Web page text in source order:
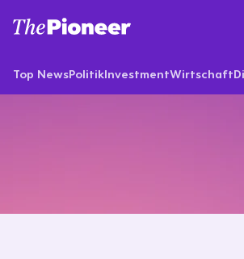
Top NewsPolitikInvestmentWirtschaft